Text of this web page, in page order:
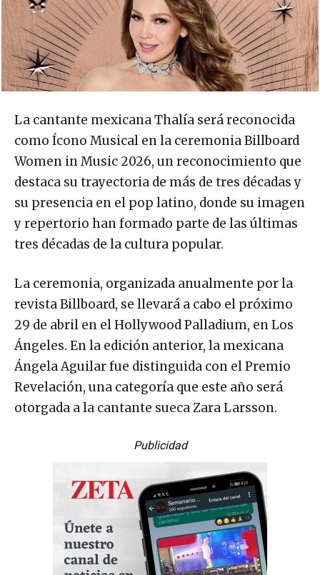
La cantante mexicana Thalía será reconocida
como Ícono Musical en la ceremonia Billboard
Women in Music 2026, un reconocimiento que
destaca su trayectoria de más de tres décadas y
su presencia en el pop latino, donde su imagen
y repertorio han formado parte de las últimas
tres décadas de la cultura popular.
La ceremonia, organizada anualmente por la
revista Billboard, se llevará a cabo el próximo
29 de abril en el Hollywood Palladium, en Los
Ángeles. En la edición anterior, la mexicana
Ángela Aguilar fue distinguida con el Premio
Revelación, una categoría que este año será
otorgada a la cantante sueca Zara Larsson.
Publicidad